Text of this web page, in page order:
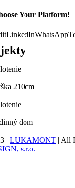
Your Platform!
LinkedInWhatsApp
| LUKAMONT | All
s.r.o.